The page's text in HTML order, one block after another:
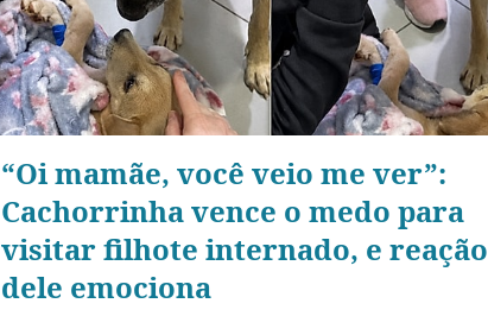
“Oi mamãe, você veio me ver”:
Cachorrinha vence o medo para
visitar filhote internado, e reação
dele emociona